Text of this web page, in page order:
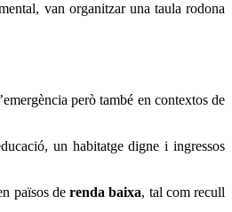
van organitzar una taula rodona
però també en contextos de
un habitatge digne i ingressos
països derenda baixa, tal com recull